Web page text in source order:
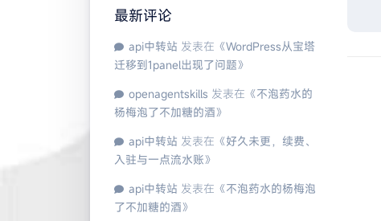
最新评论
api中转站 发表在《WordPress从宝塔
迁移到1panel出现了问题》
openagentskills 发表在《不泡药水的
杨梅泡了不加糖的酒》
api中转站 发表在《好久未更，续费、
入驻与一点流水账》
api中转站 发表在《不泡药水的杨梅泡
了不加糖的酒》